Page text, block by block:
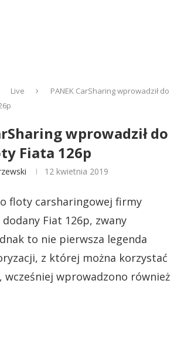
Live
PANEK CarSharing wprowadził do
wprowadził do
Fiata 126p
12 kwietnia 2019
floty carsharingowej firmy
dodany Fiat 126p, zwany
to nie pierwsza legenda
z której można korzystać
wcześniej wprowadzono również